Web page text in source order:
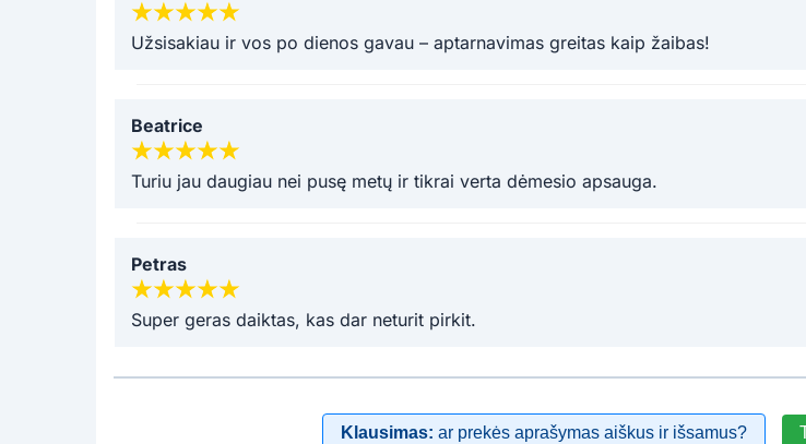
Užsisakiau ir vos po dienos gavau – aptarnavimas greitas kaip žaibas!
Beatrice
Turiu jau daugiau nei pusę metų ir tikrai verta dėmesio apsauga.
Petras
Super geras daiktas, kas dar neturit pirkit.
Klausimas: ar prekės aprašymas aiškus ir išsamus?